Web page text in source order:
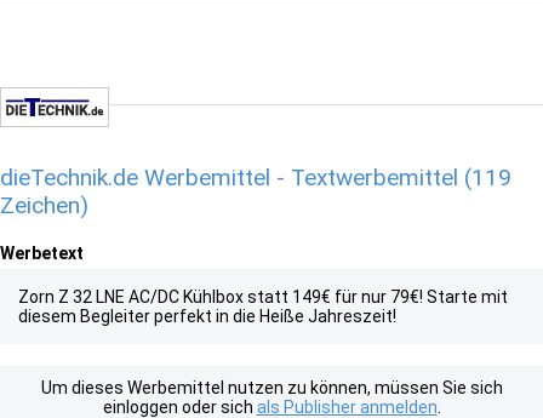
dieTechnik.de Werbemittel - Textwerbemittel (119
Zeichen)
Werbetext
Zorn Z 32 LNE AC/DC Kühlbox statt 149€ für nur 79€! Starte mit
diesem Begleiter perfekt in die Heiße Jahreszeit!
Um dieses Werbemittel nutzen zu können, müssen Sie sich
einloggen oder sich als Publisher anmelden